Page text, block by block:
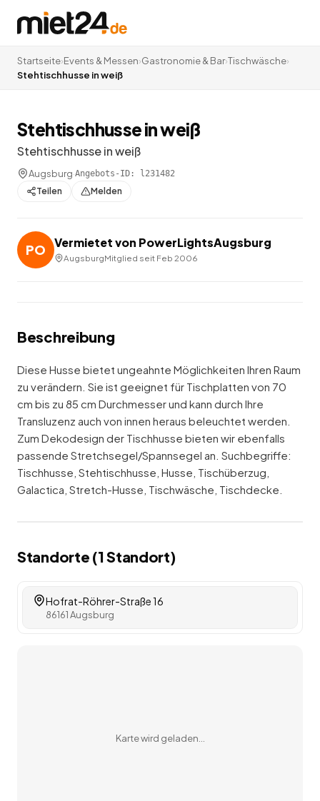
Startseite›Events & Messen›Gastronomie & Bar›Tischwäsche›
Stehtischhusse in weiß
Stehtischhusse in weiß
Stehtischhusse in weiß
Augsburg·Angebots-ID: l231482
Teilen Melden
PO Vermietet von PowerLightsAugsburg
AugsburgMitglied seit Feb 2006
Beschreibung
Diese Husse bietet ungeahnte Möglichkeiten Ihren Raum
zu verändern. Sie ist geeignet für Tischplatten von 70
cm bis zu 85 cm Durchmesser und kann durch Ihre
Transluzenz auch von innen heraus beleuchtet werden.
Zum Dekodesign der Tischhusse bieten wir ebenfalls
passende Stretchsegel/Spannsegel an. Suchbegriffe:
Tischhusse, Stehtischhusse, Husse, Tischüberzug,
Galactica, Stretch-Husse, Tischwäsche, Tischdecke.
Standorte (1Standort)
Hofrat-Röhrer-Straße 16
86161 Augsburg
Karte wird geladen…